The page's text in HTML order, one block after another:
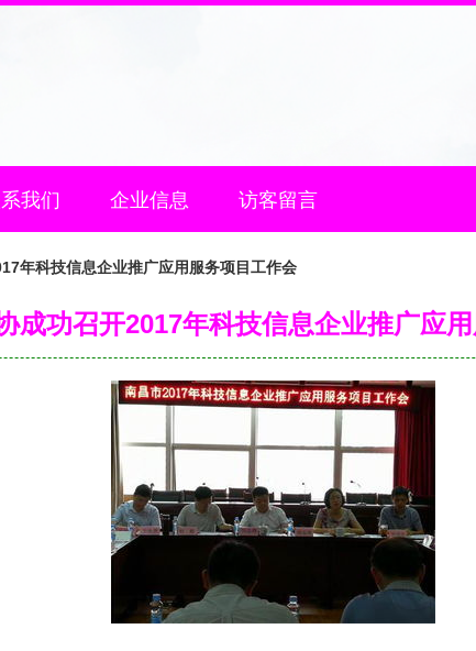
我们 企业信息 访客留言
年科技信息企业推广应用服务项目工作会
成功召开2017年科技信息企业推广应